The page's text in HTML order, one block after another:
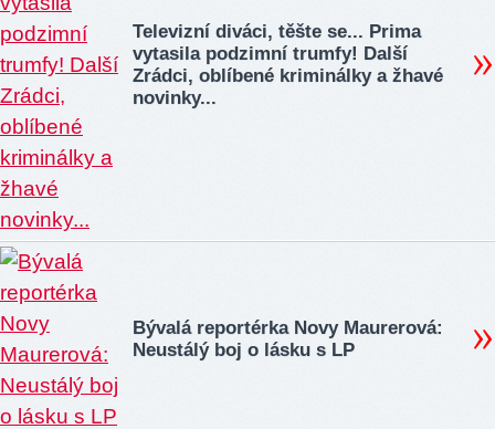
Televizní diváci, těšte se... Prima
vytasila podzimní trumfy! Další
Zrádci, oblíbené kriminálky a žhavé
novinky...
Bývalá reportérka Novy Maurerová:
Neustálý boj o lásku s LP